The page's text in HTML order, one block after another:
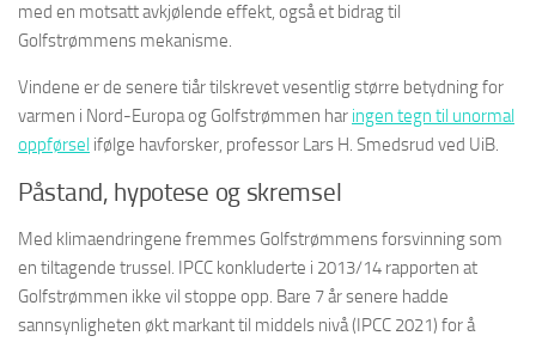
med en motsatt avkjølende effekt, også et bidrag til
Golfstrømmens mekanisme.
Vindene er de senere tiår tilskrevet vesentlig større betydning for
varmen i Nord-Europa og Golfstrømmen har ingen tegn til unormal
oppførsel ifølge havforsker, professor Lars H. Smedsrud ved UiB.
Påstand, hypotese og skremsel
Med klimaendringene fremmes Golfstrømmens forsvinning som
en tiltagende trussel. IPCC konkluderte i 2013/14 rapporten at
Golfstrømmen ikke vil stoppe opp. Bare 7 år senere hadde
sannsynligheten økt markant til middels nivå (IPCC 2021) for å